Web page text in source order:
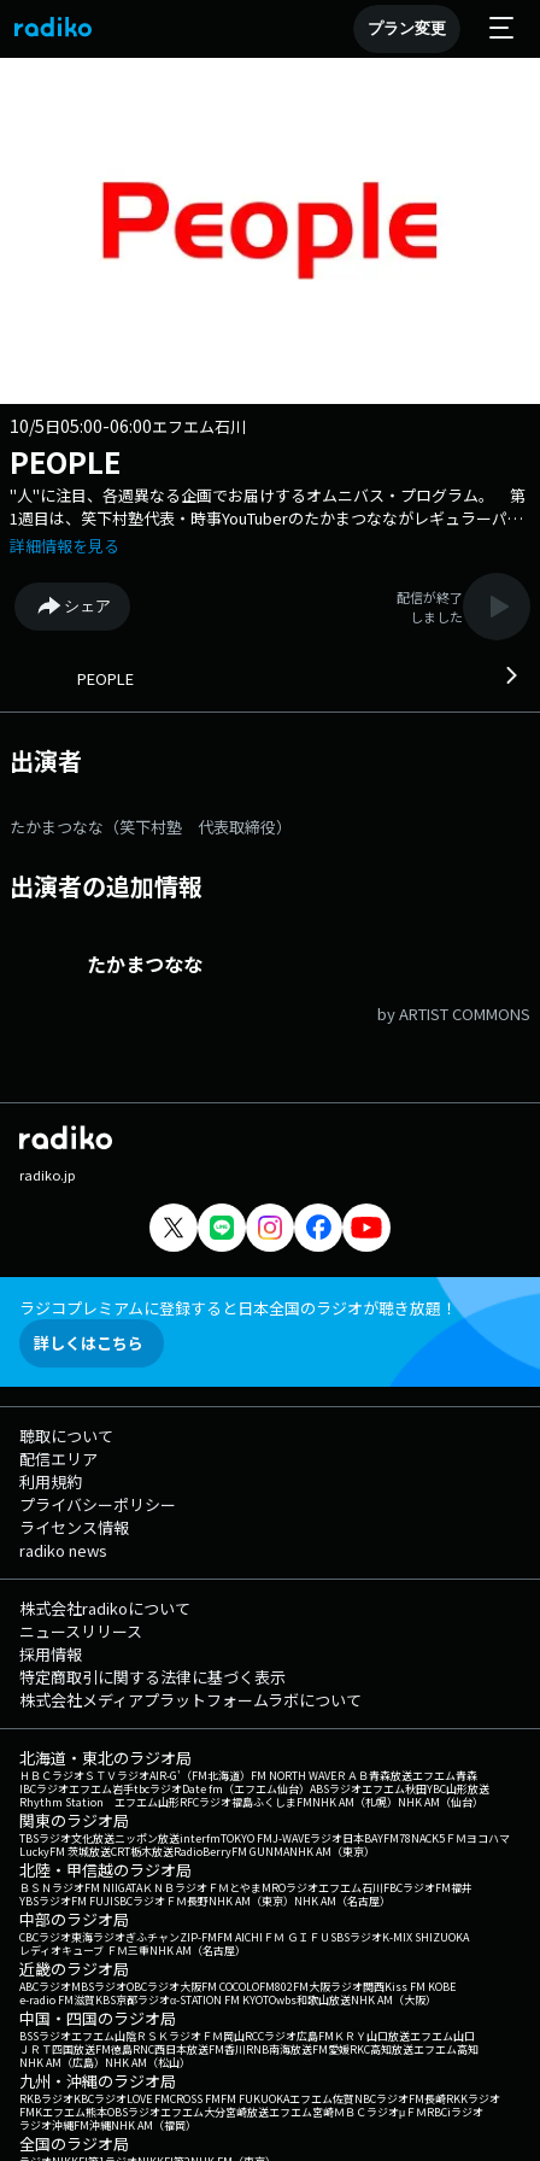
プラン変更
10/5日05:00-06:00エフエム石川
PEOPLE
"人"に注目、各週異なる企画でお届けするオムニバス・プログラム。 第
1週目は、笑下村塾代表・時事YouTuberのたかまつなながレギュラーパー
ソナリティを担当！ 毎回、政治家をゲストにお迎えして、他のインタビ
ト：自由民主党 衆議院議員 中曽根康隆さん 番組Webサイト：
http://www.jfn.jp/people/ メッセージフォーム：
https://form.audee.jp/people/message
詳細情報を見る
シェア
配信が終了
しました
PEOPLE
出演者
たかまつなな（笑下村塾 代表取締役）
出演者の追加情報
たかまつなな
by ARTIST COMMONS
radiko.jp
ラジコプレミアムに登録すると日本全国のラジオが聴き放題！
詳しくはこちら
聴取について
配信エリア
利用規約
プライバシーポリシー
ライセンス情報
radiko news
株式会社radikoについて
ニュースリリース
採用情報
特定商取引に関する法律に基づく表示
株式会社メディアプラットフォームラボについて
北海道・東北のラジオ局
ＨＢＣラジオＳＴＶラジオAIR-G'（FM北海道） FM NORTH WAVEＲＡＢ青森放送エフエム青森
IBCラジオエフエム岩手tbcラジオDate fm（エフエム仙台） ABSラジオエフエム秋田YBC山形放送
Rhythm Station エフエム山形RFCラジオ福島ふくしまFMNHK AM（札幌） NHK AM（仙台）
関東のラジオ局
TBSラジオ文化放送ニッポン放送interfmTOKYO FMJ-WAVEラジオ日本BAYFM78NACK5 ＦＭヨコハマ
LuckyFM 茨城放送CRT栃木放送RadioBerryFM GUNMANHK AM（東京）
北陸・甲信越のラジオ局
ＢＳＮラジオFM NIIGATAＫＮＢラジオ ＦＭとやまMROラジオエフエム石川FBCラジオFM福井
YBSラジオFM FUJISBCラジオ ＦＭ長野NHK AM（東京） NHK AM（名古屋）
中部のラジオ局
CBCラジオ東海ラジオぎふチャンZIP-FMFM AICHI ＦＭ ＧＩＦＵ SBSラジオK-MIX SHIZUOKA
レディオキューブ ＦＭ三重NHK AM（名古屋）
近畿のラジオ局
ABCラジオMBSラジオOBCラジオ大阪FM COCOLOFM802FM大阪ラジオ関西Kiss FM KOBE
e-radio FM滋賀KBS京都ラジオα-STATION FM KYOTOwbs和歌山放送NHK AM（大阪）
中国・四国のラジオ局
BSSラジオエフエム山陰ＲＳＫラジオ ＦＭ岡山RCCラジオ広島FM ＫＲＹ山口放送エフエム山口
ＪＲＴ四国放送FM徳島RNC西日本放送FM香川RNB南海放送FM愛媛RKC高知放送エフエム高知
NHK AM（広島） NHK AM（松山）
九州・沖縄のラジオ局
RKBラジオKBCラジオLOVE FMCROSS FMFM FUKUOKAエフエム佐賀NBCラジオFM長崎RKKラジオ
FMKエフエム熊本OBSラジオエフエム大分宮崎放送エフエム宮崎ＭＢＣラジオμＦＭRBCiラジオ
ラジオ沖縄FM沖縄NHK AM（福岡）
全国のラジオ局